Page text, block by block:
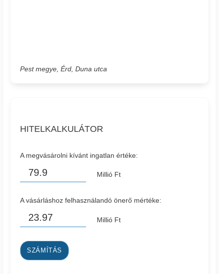
Pest megye, Érd, Duna utca
HITELKALKULÁTOR
A megvásárolni kívánt ingatlan értéke:
Millió Ft
A vásárláshoz felhasználandó önerő mértéke:
Millió Ft
SZÁMÍTÁS